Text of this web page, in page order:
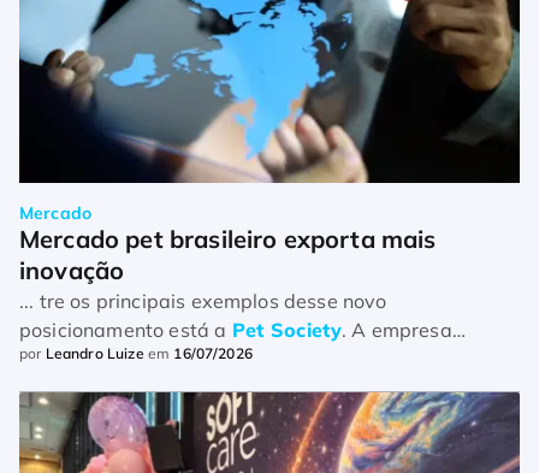
Mercado
Mercado pet brasileiro exporta mais
inovação
... tre os principais exemplos desse novo
posicionamento está a Pet Society. A empresa
especializada em pet care, com sede em Guarulhos
(SP), consolidou presença em ...
por Leandro Luize em 16/07/2026